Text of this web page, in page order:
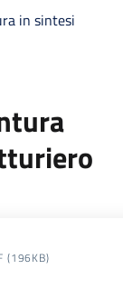
in sintesi
(196KB)